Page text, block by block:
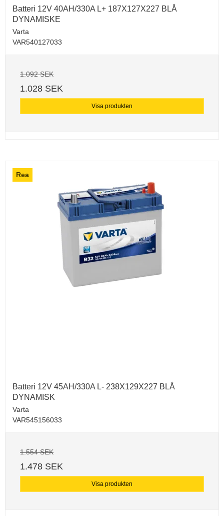
Batteri 12V 40AH/330A L+ 187X127X227 BLÅ
DYNAMISKE
Varta
VAR540127033
1.092 SEK
1.028 SEK
Visa produkten
Rea
Batteri 12V 45AH/330A L- 238X129X227 BLÅ
DYNAMISK
Varta
VAR545156033
1.554 SEK
1.478 SEK
Visa produkten